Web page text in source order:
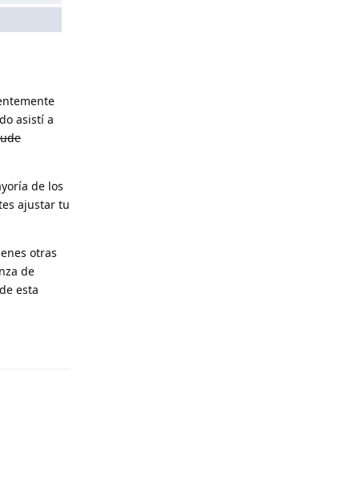
asistí a
de los
ajustar tu
otras
de
esta